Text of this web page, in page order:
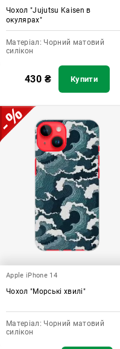
Чохол "Jujutsu Kaisen в
окулярах"
Матеріал: Чорний матовий
силікон
430 ₴ Купити
Apple iPhone 14
Чохол "Морські хвилі"
Матеріал: Чорний матовий
силікон